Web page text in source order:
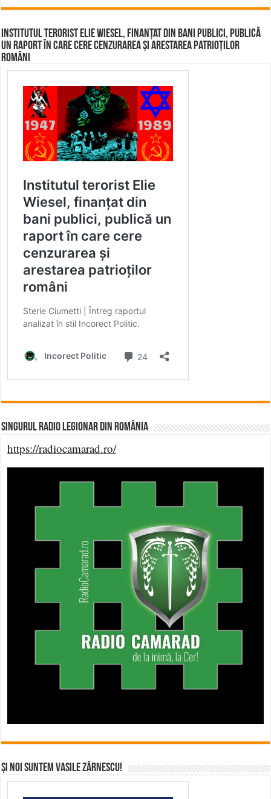
Institutul terorist Elie Wiesel, finanțat din bani publici, publică
un raport în care cere cenzurarea și arestarea patrioților
români
Singurul Radio Legionar din România
https://radiocamarad.ro/
Și noi suntem Vasile Zărnescu!